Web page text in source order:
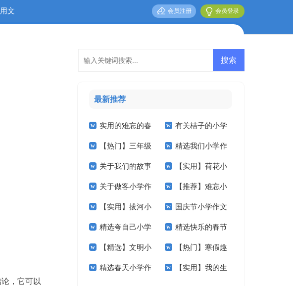
文 会员登录
会员注册
，它可以
最新推荐
实用的难忘的春
节小学作文合集6篇
有关桔子的小学
作文锦集8篇
【热门】三年级
小学作文8篇
精选我们小学作
文300字合集九篇
关于我们的故事
小学作文7篇
【实用】荷花小
学作文七篇
关于做客小学作
文汇总五篇
【推荐】难忘小
学作文300字五篇
【实用】拔河小
学作文锦集10篇
国庆节小学作文
五篇
精选夸自己小学
作文400字四篇
精选快乐的春节
小学作文汇总八篇
【精选】文明小
学作文300字7篇
【热门】寒假趣
事小学作文合集9篇
精选春天小学作 【实用】我的生